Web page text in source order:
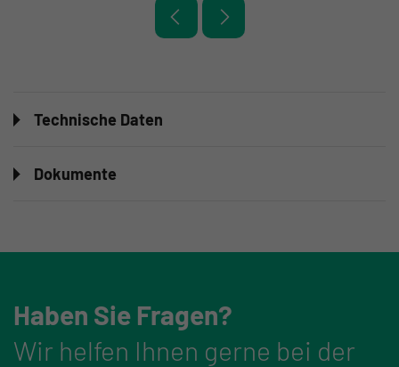
Technische Daten
Dokumente
Haben Sie Fragen?
Wir helfen Ihnen gerne bei der